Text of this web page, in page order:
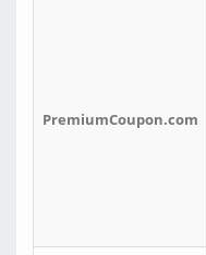
PremiumCoupon.com